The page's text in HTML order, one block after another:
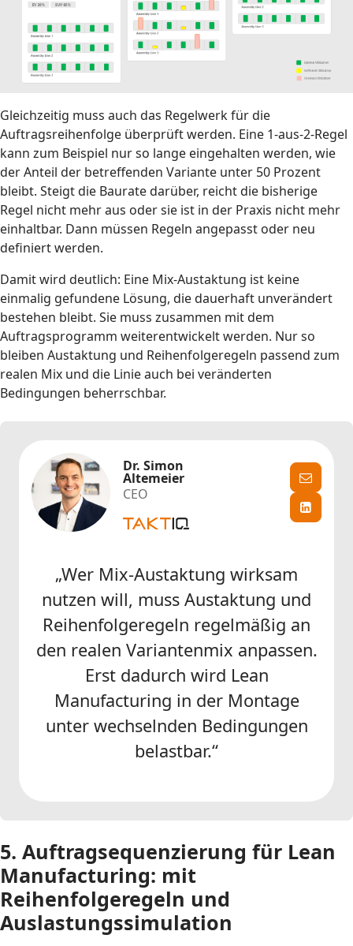
Gleichzeitig muss auch das Regelwerk für die
Auftragsreihenfolge überprüft werden. Eine 1-aus-2-Regel
kann zum Beispiel nur so lange eingehalten werden, wie
der Anteil der betreffenden Variante unter 50 Prozent
bleibt. Steigt die Baurate darüber, reicht die bisherige
Regel nicht mehr aus oder sie ist in der Praxis nicht mehr
einhaltbar. Dann müssen Regeln angepasst oder neu
definiert werden.
Damit wird deutlich: Eine Mix-Austaktung ist keine
einmalig gefundene Lösung, die dauerhaft unverändert
bestehen bleibt. Sie muss zusammen mit dem
Auftragsprogramm weiterentwickelt werden. Nur so
bleiben Austaktung und Reihenfolgeregeln passend zum
realen Mix und die Linie auch bei veränderten
Bedingungen beherrschbar.
Dr. Simon
Altemeier
CEO
„Wer Mix-Austaktung wirksam
nutzen will, muss Austaktung und
Reihenfolgeregeln regelmäßig an
den realen Variantenmix anpassen.
Erst dadurch wird Lean
Manufacturing in der Montage
unter wechselnden Bedingungen
belastbar.“
5. Auftragsequenzierung für Lean
Manufacturing: mit
Reihenfolgeregeln und
Auslastungssimulation